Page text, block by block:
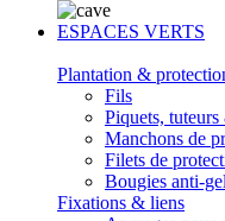
ESPACES VERTS
Plantation &
Fils
Piquets, tuteurs
Manchons de
Filets de
Bougies anti-
Fixations & liens